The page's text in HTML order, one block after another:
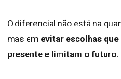
O diferencial não está na
mas em evitar escolhas
presente e limitam o futuro.